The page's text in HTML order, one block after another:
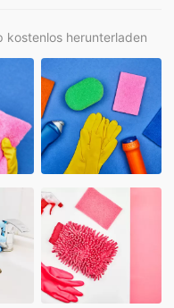
kostenlos herunterladen